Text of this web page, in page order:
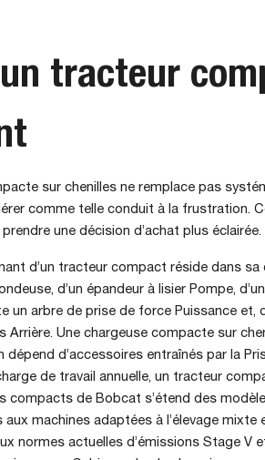
tracteur
sur chenilles ne remplace pas
comme telle conduit à la frustration.
une décision d’achat plus éclairée.
d’un tracteur compact réside dans
d’un épandeur à lisier Pompe,
un arbre de prise de force Puissance et,
Une chargeuse compacte sur
d’accessoires entraînés par la
de travail annuelle, un tracteur
compacts de Bobcat s’étend des
aux machines adaptées à l’élevage mixte
normes actuelles d’émissions Stage V